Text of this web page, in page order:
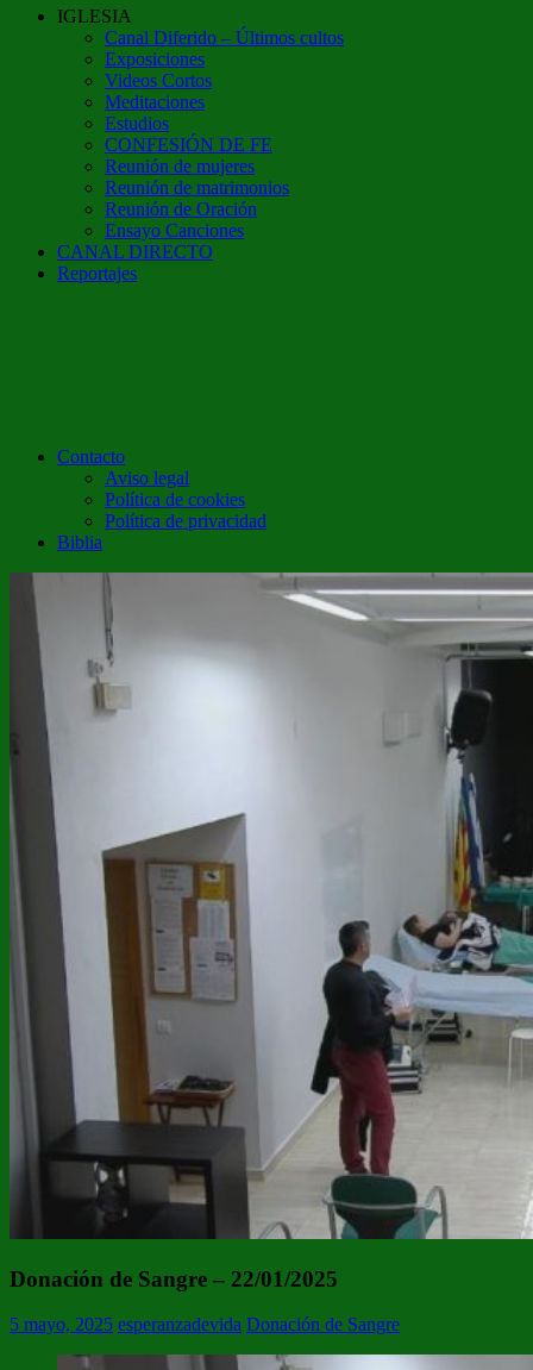
IGLESIA
Canal Diferido – Últimos cultos
Exposiciones
Videos Cortos
Meditaciones
Estudios
CONFESIÓN DE FE
Reunión de mujeres
Reunión de matrimonios
Reunión de Oración
Ensayo Canciones
CANAL DIRECTO
Reportajes
Contacto
Aviso legal
Política de cookies
Política de privacidad
Biblia
Donación de Sangre – 22/01/2025
5 mayo, 2025 esperanzadevida Donación de Sangre